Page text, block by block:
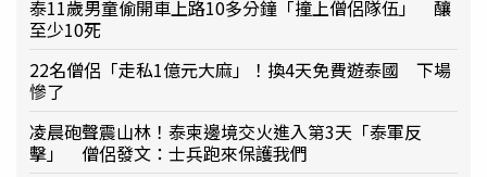
泰11歲男童偷開車上路10多分鐘「撞上僧侶隊伍」 釀
至少10死
22名僧侶「走私1億元大麻」！換4天免費遊泰國 下場
慘了
凌晨砲聲震山林！泰柬邊境交火進入第3天「泰軍反
擊」 僧侶發文：士兵跑來保護我們